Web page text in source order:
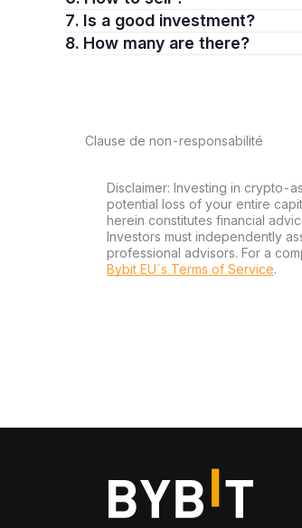
7. Is a good investment?
8. How many are there?
Clause de non-responsabilité
Disclaimer: Investing in crypto-
potential loss of your entire
herein constitutes financial
Investors must independently
professional advisors. For a
Bybit EU´s Terms of Service.